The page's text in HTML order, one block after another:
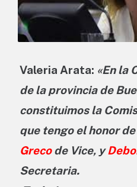
Valeria Arata: «En la
de la provincia de
constituimos la
que tengo el honor
Grecode Vice, y
Secretaria.